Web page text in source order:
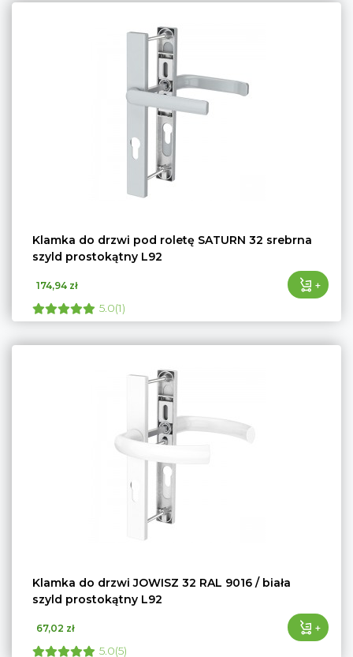
Klamka do drzwi pod roletę SATURN 32 srebrna
szyld prostokątny L92
174,94 zł +
5.0(1)
Klamka do drzwi JOWISZ 32 RAL 9016 / biała
szyld prostokątny L92
67,02 zł +
5.0(5)